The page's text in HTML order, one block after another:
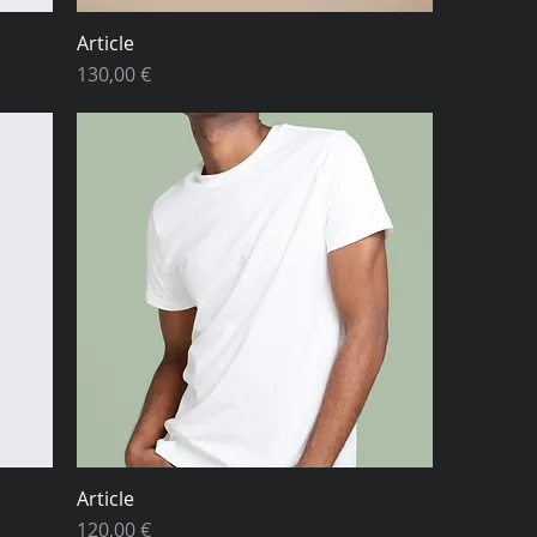
Article
Prix
130,00 €
Article
Prix
120,00 €